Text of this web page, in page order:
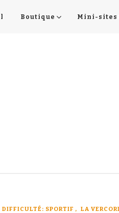
Boutique Mini-sites
DIFFICULTÉ: SPORTIF LA